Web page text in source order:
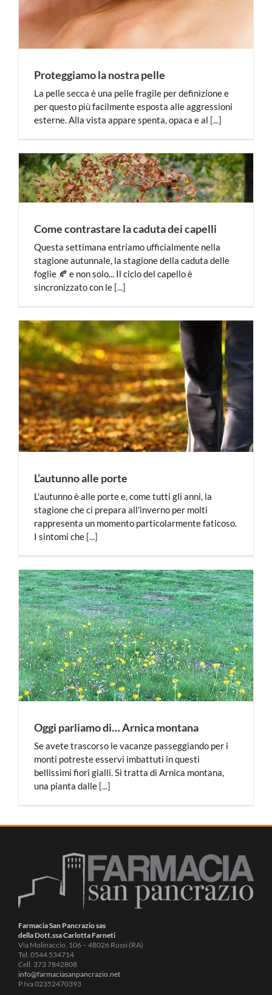
Proteggiamo la nostra pelle
La pelle secca è una pelle fragile per definizione e
per questo più facilmente esposta alle aggressioni
esterne. Alla vista appare spenta, opaca e al [...]
Come contrastare la caduta dei capelli
Questa settimana entriamo ufficialmente nella
stagione autunnale, la stagione della caduta delle
foglie 🍂 e non solo... Il ciclo del capello è
sincronizzato con le [...]
L’autunno alle porte
L'autunno è alle porte e, come tutti gli anni, la
stagione che ci prepara all'inverno per molti
rappresenta un momento particolarmente faticoso.
I sintomi che [...]
Oggi parliamo di… Arnica montana
Se avete trascorso le vacanze passeggiando per i
monti potreste esservi imbattuti in questi
bellissimi fiori gialli. Si tratta di Arnica montana,
una pianta dalle [...]
Farmacia San Pancrazio sas
della Dott.ssa Carlotta Farneti
Via Molinaccio, 106 – 48026 Russi (RA)
Tel. 0544 534714
Cell. 373 7842808
info@farmaciasanpancrazio.net
P.Iva 02352470393